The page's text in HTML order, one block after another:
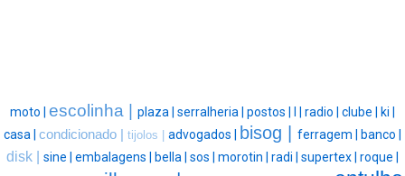
moto | escolinha | plaza | serralheria | postos | radio | clube |
ki |
casa | condicionado | tijolos | advogados | bisog | ferragem | banco |
disk | sine | embalagens | bella | sos | morotin | radi | supertex | roque |